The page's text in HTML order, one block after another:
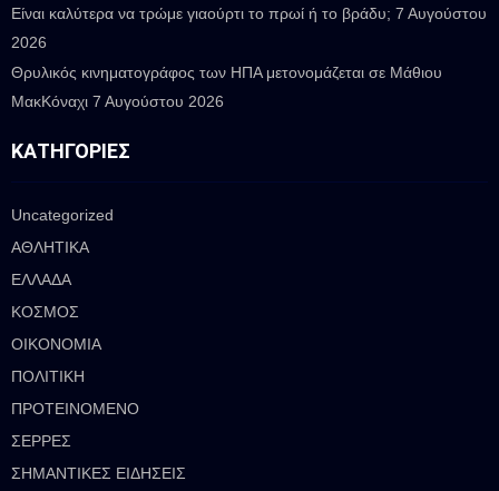
Είναι καλύτερα να τρώμε γιαούρτι το πρωί ή το βράδυ; 7 Αυγούστου
2026
Θρυλικός κινηματογράφος των ΗΠΑ μετονομάζεται σε Μάθιου
ΜακΚόναχι 7 Αυγούστου 2026
ΚΑΤΗΓΟΡΊΕΣ
Uncategorized
ΑΘΛΗΤΙΚΑ
ΕΛΛΑΔΑ
ΚΟΣΜΟΣ
ΟΙΚΟΝΟΜΙΑ
ΠΟΛΙΤΙΚΗ
ΠΡΟΤΕΙΝΟΜΕΝΟ
ΣΕΡΡΕΣ
ΣΗΜΑΝΤΙΚΕΣ ΕΙΔΗΣΕΙΣ